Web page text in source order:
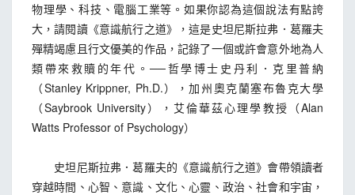
物理學、科技、電腦工業等。如果你認為這個說法有點誇
大，請閱讀《意識航行之道》，這是史坦尼斯拉弗．葛羅夫
殫精竭慮且行文優美的作品，記錄了一個或許會意外地為人
類帶來救贖的年代。──哲學博士史丹利．克里普納
（Stanley Krippner, Ph.D.），加州奧克蘭塞布魯克大學
（Saybrook University），艾倫華茲心理學教授（Alan
Watts Professor of Psychology）
史坦尼斯拉弗．葛羅夫的《意識航行之道》會帶領讀者
穿越時間、心智、意識、文化、心靈、政治、社會和宇宙，